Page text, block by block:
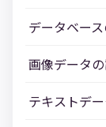
データベー
画像データ
テキストデ